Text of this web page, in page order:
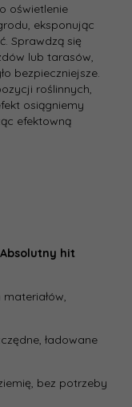
oświetlenie
eksponując
Sprawdzą się
lub tarasów,
bezpieczniejsze.
roślinnych,
osiągniemy
efektowną
Absolutny hit
ładowane
bez potrzeby